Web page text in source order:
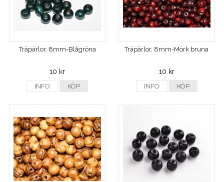
Träpärlor, 8mm-Blågröna
10 kr
INFO KÖP
Träpärlor, 8mm-Mörk bruna
10 kr
INFO KÖP